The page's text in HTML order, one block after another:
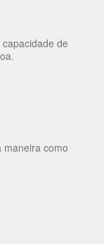
de
maneira como